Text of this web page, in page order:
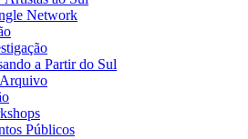
Network
a Partir do Sul
Públicos